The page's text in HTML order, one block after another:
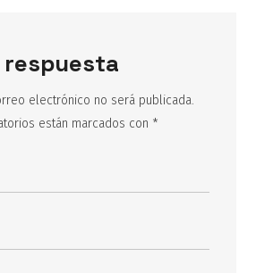
respuesta
electrónico no será publicada.
están marcados con *